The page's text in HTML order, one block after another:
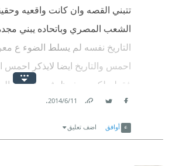
تتبني القصه وان كانت واقعيه
الشعب المصري وباتحاده يبني
التاريخ نفسه لم يسلط الضوء ع
احمس والتاريخ ايضا لايذكر
فقط ولكن محفوظ يثبت لنا
الهكسوس الاخيره كان لها تحضير
وايضا الروايه تاريخيه ادبيه
11‏/6‏/2014
.
أوافق اضف تعليق